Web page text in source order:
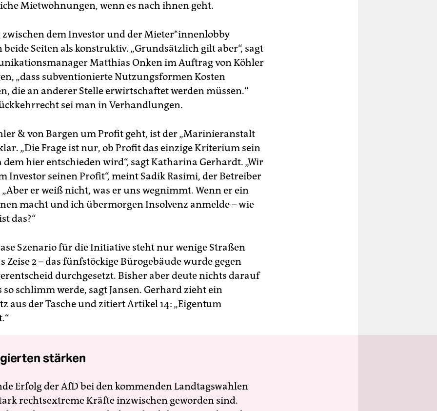
Mietwohnungen, wenn es nach ihnen geht.
zwischen dem Investor und der Mieter*innenlobby
beide Seiten als konstruktiv. „Grundsätzlich gilt aber“, sagt
Matthias Onken im Auftrag von Köhler
„dass subventionierte Nutzungsformen Kosten
die an anderer Stelle erwirtschaftet werden müssen.“
sei man in Verhandlungen.
& von Bargen um Profit geht, ist der „Marinieranstalt
„Die Frage ist nur, ob Profit das einzige Kriterium sein
dem hier entschieden wird“, sagt Katharina Gerhardt. „Wir
Investor seinen Profit“, meint Sadik Rasimi, der Betreiber
er weiß nicht, was er uns wegnimmt. Wenn er ein
macht und ich übermorgen Insolvenz anmelde – wie
das?“
Szenario für die Initiative steht nur wenige Straßen
Zeise 2 – das fünfstöckige Bürogebäude wurde gegen
durchgesetzt. Bisher aber deute nichts darauf
so schlimm werde, sagt Jansen. Gerhard zieht ein
aus der Tasche und zitiert Artikel 14: „Eigentum
stärken
Erfolg der AfD bei den kommenden Landtagswahlen
rechtsextreme Kräfte inzwischen geworden sind.